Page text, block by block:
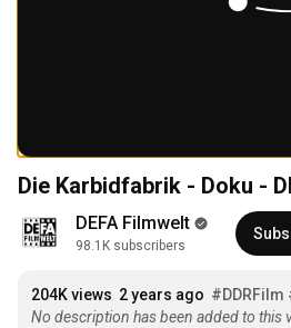
Die Karbidfabrik - Doku -
DEFA Filmwelt
98.1K subscribers
204K views 2 years ago #DDRFilm
No description has been added to this